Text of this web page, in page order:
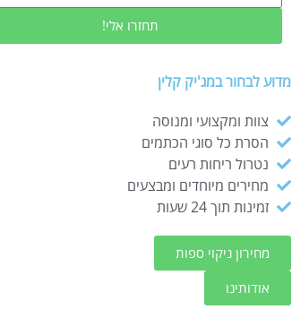
תחזרו אלי!
מדוע לבחור במג'יק קלין
צוות ומקצועי ומנוסה
הסרת כל סוגי הכתמים
נטרול ריחות רעים
מחירים מיוחדים ומבצעים
זמינות תוך 24 שעות
מחירון ניקוי ספות
אודותינו